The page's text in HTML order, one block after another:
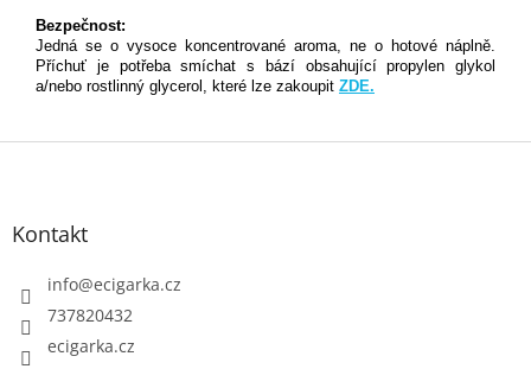
Bezpečnost:
Jedná se o vysoce koncentrované aroma, ne o hotové náplně.
Příchuť je potřeba smíchat s bází obsahující propylen glykol
a/nebo rostlinný glycerol, které lze zakoupit ZDE.
Kontakt
info@ecigarka.cz
737820432
ecigarka.cz